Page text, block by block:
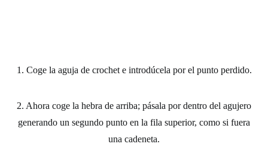
1. Coge la aguja de crochete introdúcela por el punto perdido.
2. Ahora coge la hebra de arriba; pásala por dentro del agujero
generando un segundo punto en la fila superior, como si fuera
una cadeneta.